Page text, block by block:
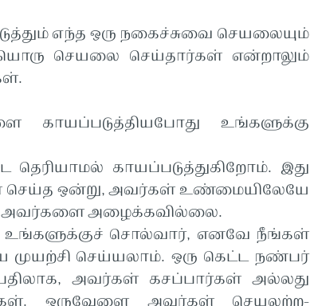
எந்த ஒரு நகைச்சுவை செயலையும்
செயலை செய்தார்கள் என்றாலும்
உங்களுக்கு
காயப்படுத்துகிறோம். இது
ஒன்று, அவர்கள் உண்மையிலேயே
அவர்களை அழைக்கவில்லை.
சொல்வார், எனவே நீங்கள்
முயற்சி செய்யலாம். ஒரு கெட்ட நண்பர்
அவர்கள் கசப்பார்கள் அல்லது